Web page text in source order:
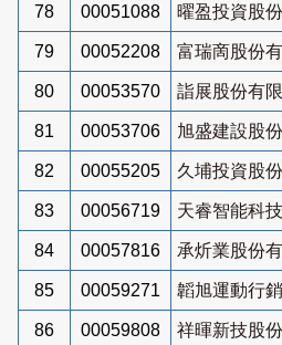
78 00051088 曜盈投資股
79 00052208 富瑞啇股份
80 00053570 詣展股份有
81 00053706 旭盛建設股
82 00055205 久埔投資股
83 00056719 天睿智能科
84 00057816 承炘業股份
85 00059271 韜旭運動行
86 00059808 祥暉新技股